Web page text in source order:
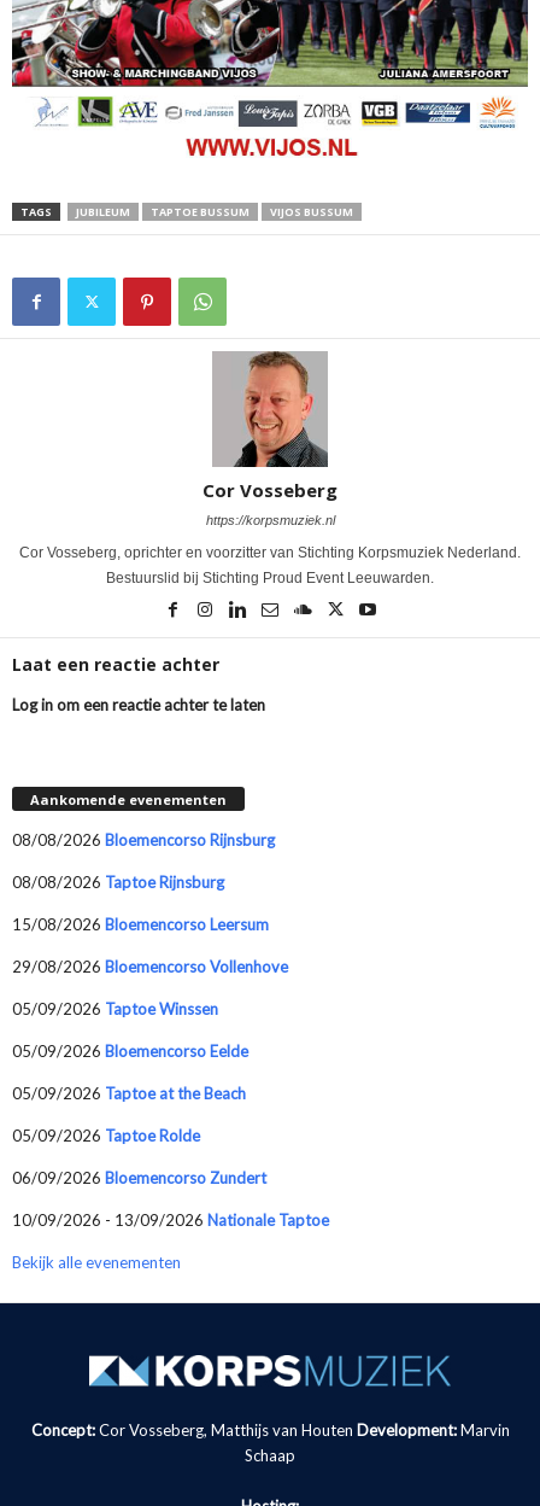
TAGS JUBILEUM TAPTOE BUSSUM VIJOS BUSSUM
Cor Vosseberg
https://korpsmuziek.nl
Cor Vosseberg, oprichter en voorzitter van Stichting Korpsmuziek Nederland.
Bestuurslid bij Stichting Proud Event Leeuwarden.
Laat een reactie achter
Log in om een reactie achter te laten
Aankomende evenementen
08/08/2026 Bloemencorso Rijnsburg
08/08/2026 Taptoe Rijnsburg
15/08/2026 Bloemencorso Leersum
29/08/2026 Bloemencorso Vollenhove
05/09/2026 Taptoe Winssen
05/09/2026 Bloemencorso Eelde
05/09/2026 Taptoe at the Beach
05/09/2026 Taptoe Rolde
06/09/2026 Bloemencorso Zundert
10/09/2026 - 13/09/2026 Nationale Taptoe
Bekijk alle evenementen
Concept:Cor Vosseberg, Matthijs van Houten Development: Marvin
Schaap